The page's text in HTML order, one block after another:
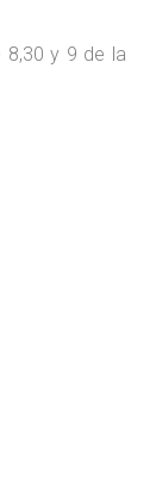
8,30 y 9 de la